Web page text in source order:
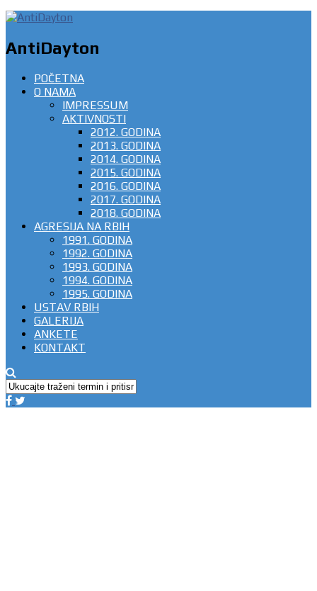
AntiDayton
POČETNA
O NAMA
IMPRESSUM
AKTIVNOSTI
2012. GODINA
2013. GODINA
2014. GODINA
2015. GODINA
2016. GODINA
2017. GODINA
2018. GODINA
AGRESIJA NA RBIH
1991. GODINA
1992. GODINA
1993. GODINA
1994. GODINA
1995. GODINA
USTAV RBIH
GALERIJA
ANKETE
KONTAKT